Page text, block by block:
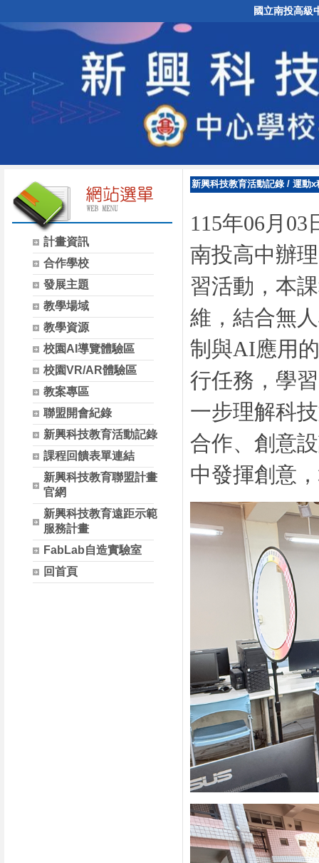
國立南投高級
計畫資訊
合作學校
發展主題
教學場域
教學資源
校園AI導覽體驗區
校園VR/AR體驗區
教案專區
聯盟開會紀錄
新興科技教育活動記錄
課程回饋表單連結
新興科技教育聯盟計畫
官網
新興科技教育遠距示範
服務計畫
FabLab自造實驗室
回首頁
新興科技教育活動記錄/ 運動x
115年06月
南投高中辦
習活動， 本
維，結合無
制與AI應用
行任務，學
一步理解科
合作、創意
中發揮創意